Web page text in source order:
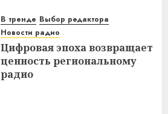
В тренде Выбор редактора
Новости радио
Цифровая эпоха возвращает
ценность региональному
радио